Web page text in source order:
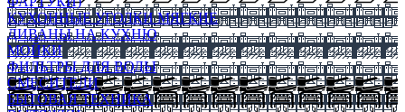
КУХОННЫЕ УГОЛКИ МЯГКИЕ
ДИВАНЫ НА КУХНЮ
МОЙКИ
ФИЛЬТРЫ ДЛЯ ВОДЫ
СМЕСИТЕЛИ
БЫТОВАЯ ТЕХНИКА